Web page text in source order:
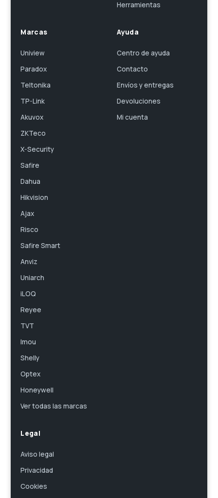
Herramientas
Marcas
Uniview
Paradox
Teltonika
TP-Link
Akuvox
ZKTeco
X-Security
Safire
Dahua
Hikvision
Ajax
Risco
Safire Smart
Anviz
Uniarch
iLOQ
Reyee
TVT
Imou
Shelly
Optex
Honeywell
Ver todas las marcas
Ayuda
Centro de ayuda
Contacto
Envíos y entregas
Devoluciones
Mi cuenta
Legal
Aviso legal
Privacidad
Cookies